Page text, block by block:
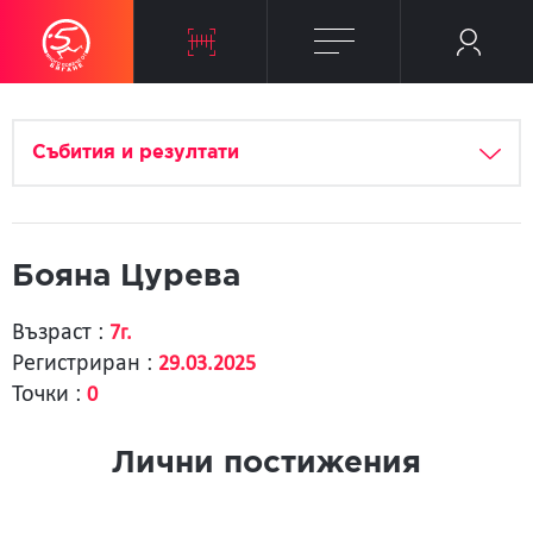
Събития и резултати
Бояна Цурева
Възраст : 7г.
Регистриран : 29.03.2025
Точки : 0
Лични постижения